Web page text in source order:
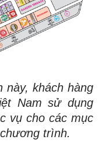
khách hàng
Nam sử dụng
vụ cho các mục
trình.